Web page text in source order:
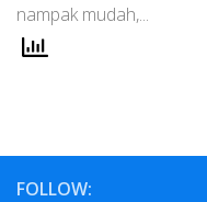
nampak mudah,...
FOLLOW: